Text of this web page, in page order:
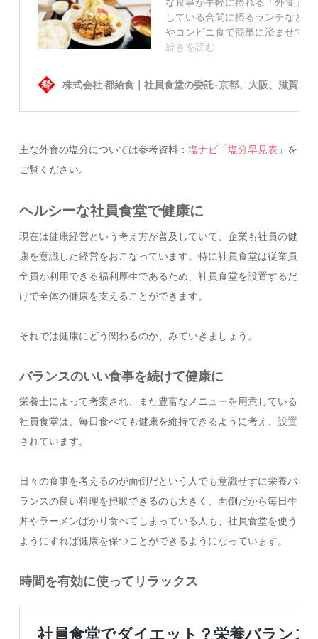
主な外食の塩分については参考資料：塩ナビ「塩分早見表 」を
ご覧ください。
ヘルシーな社員食堂で健康に
現在は健康経営という考え方が普及していて、企業も社員の健
康を意識した経営をおこなっています。特に社員食堂は従業員
全員が利用できる福利厚生であるため、社員食堂を設置するだ
けで全体の健康を支えることができます。
それでは健康にどう関わるのか、みていきましょう。
バランスのいい食事を続けて健康に
栄養士によって考案され、また豊富なメニューを用意している
社員食堂は、毎日食べても健康を維持できるように考え、設置
されています。
日々の食事を考えるのが面倒だという人でも意識せずに栄養バ
ランスの良い料理を摂取できるのも大きく、面倒だから毎日牛
丼やラーメンばかり食べてしまっている人も、社員食堂を使う
ようにすれば健康を保つことができるようになっています。
時間を有効に使ってリラックス